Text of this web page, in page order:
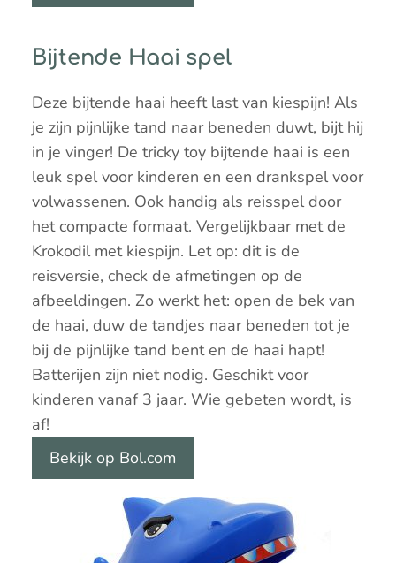
Bijtende Haai spel
Deze bijtende haai heeft last van kiespijn! Als
je zijn pijnlijke tand naar beneden duwt, bijt hij
in je vinger! De tricky toy bijtende haai is een
leuk spel voor kinderen en een drankspel voor
volwassenen. Ook handig als reisspel door
het compacte formaat. Vergelijkbaar met de
Krokodil met kiespijn. Let op: dit is de
reisversie, check de afmetingen op de
afbeeldingen. Zo werkt het: open de bek van
de haai, duw de tandjes naar beneden tot je
bij de pijnlijke tand bent en de haai hapt!
Batterijen zijn niet nodig. Geschikt voor
kinderen vanaf 3 jaar. Wie gebeten wordt, is
af!
Bekijk op Bol.com